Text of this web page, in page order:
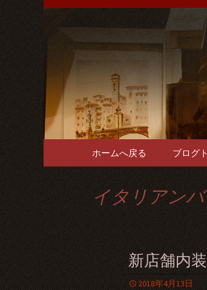
難波
で貸
難波千日前の「
をご用意。1階
コンテンツへ移動
ホームへ戻る ブログ
イタリアン
新店舗内
2018年4月13日